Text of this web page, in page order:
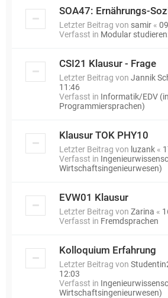
SOA47: Ernährungs-
Letzter Beitrag von samir «
Verfasst in Modular
CSI21 Klausur - Frage
Letzter Beitrag von Jannik
11:46
Verfasst in Informatik/EDV
Programmiersprachen)
Klausur TOK PHY10
Letzter Beitrag von luzank «
Verfasst in
Wirtschaftsingenieurwesen)
EVW01 Klausur
Letzter Beitrag von Zarina «
Verfasst in Fremdsprachen
Kolloquium Erfahrung
Letzter Beitrag von
12:03
Verfasst in
Wirtschaftsingenieurwesen)